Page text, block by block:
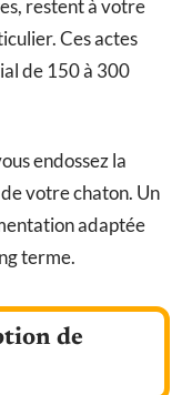
restent à votre
Ces actes
de 150 à 300
endossez la
votre chaton. Un
adaptée
terme.
de